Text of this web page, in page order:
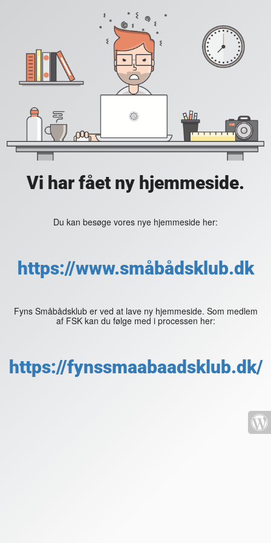
Vi har fået ny hjemmeside.
Du kan besøge vores nye hjemmeside her:
https://www.småbådsklub.dk
Fyns Småbådsklub er ved at lave ny hjemmeside. Som medlem
af FSK kan du følge med i processen her:
https://fynssmaabaadsklub.dk/